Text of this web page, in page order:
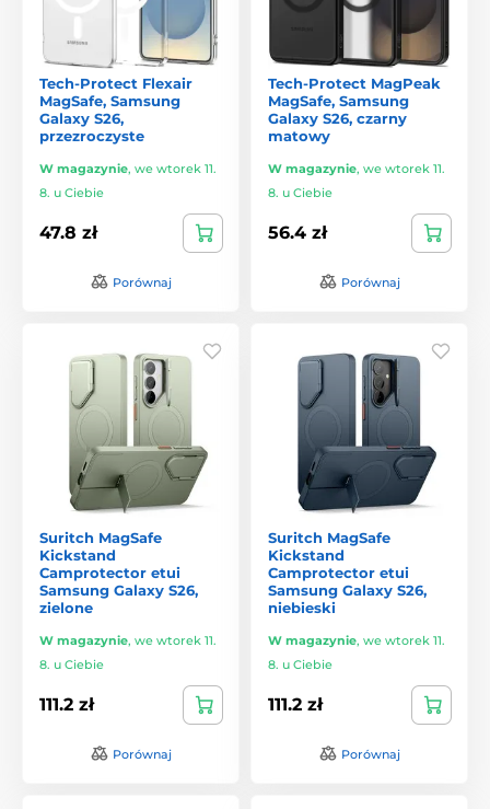
Tech-Protect Flexair
MagSafe, Samsung
Galaxy S26,
przezroczyste
W magazynie, we wtorek 11.
8. u Ciebie
47.8 zł
Porównaj
Tech-Protect MagPeak
MagSafe, Samsung
Galaxy S26, czarny
matowy
W magazynie, we wtorek 11.
8. u Ciebie
56.4 zł
Porównaj
Suritch MagSafe
Kickstand
Camprotector etui
Samsung Galaxy S26,
zielone
W magazynie, we wtorek 11.
8. u Ciebie
111.2 zł
Porównaj
Suritch MagSafe
Kickstand
Camprotector etui
Samsung Galaxy S26,
niebieski
W magazynie, we wtorek 11.
8. u Ciebie
111.2 zł
Porównaj